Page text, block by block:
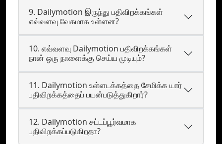
9. Dailymotion இருந்து பதிவிறக்கங்கள்
எவ்வளவு வேகமாக உள்ளன?
10. எவ்வளவு Dailymotion பதிவிறக்கங்கள்
நான் ஒரு நாளைக்கு செய்ய முடியும்?
11. Dailymotion உள்ளடக்கத்தை சேமிக்க யார்
பதிவிறக்கத்தைப் பயன்படுத்துகிறார்?
12. Dailymotion சட்டப்பூர்வமாக
பதிவிறக்கப்படுகிறதா?